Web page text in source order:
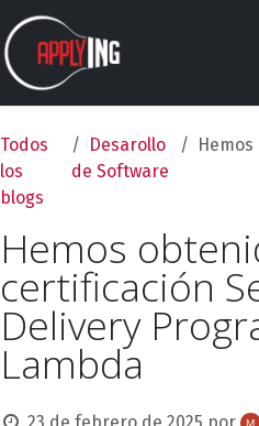
Ir al contenido
Todos
los
blogs
Desarollo
de Software
Hemos
Hemos
certificación
Delivery
Lambda